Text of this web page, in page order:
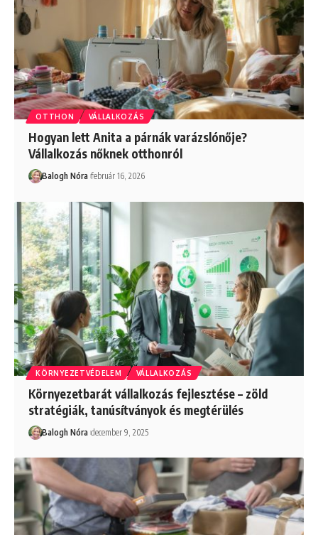
OTTHON VÁLLALKOZÁS
Hogyan lett Anita a párnák varázslónője?
Vállalkozás nőknek otthonról
Balogh Nóra február 16, 2026
KÖRNYEZETVÉDELEM VÁLLALKOZÁS
Környezetbarát vállalkozás fejlesztése – zöld
stratégiák, tanúsítványok és megtérülés
Balogh Nóra december 9, 2025